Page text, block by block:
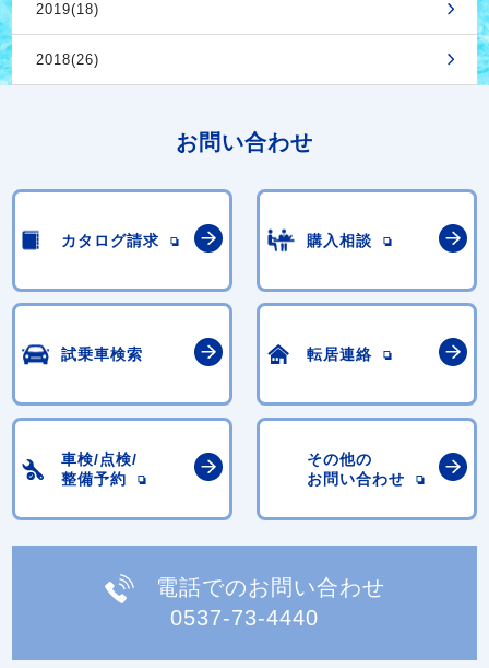
2019(18)
2018(26)
お問い合わせ
カタログ請求 購入相談
試乗車検索 転居連絡
車検/点検/
整備予約
その他の
お問い合わせ
電話でのお問い合わせ
0537-73-4440